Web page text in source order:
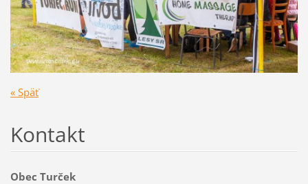
« Späť
Kontakt
Obec Turček